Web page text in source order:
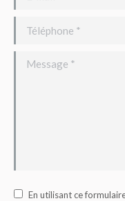
Téléphone *
Message *
En utilisant ce